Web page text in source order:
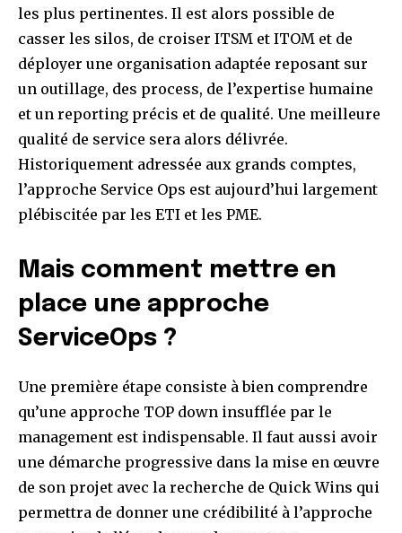
les plus pertinentes. Il est alors possible de
casser les silos, de croiser ITSM et ITOM et de
déployer une organisation adaptée reposant sur
un outillage, des process, de l’expertise humaine
et un reporting précis et de qualité. Une meilleure
qualité de service sera alors délivrée.
Historiquement adressée aux grands comptes,
l’approche Service Ops est aujourd’hui largement
plébiscitée par les ETI et les PME.
Mais comment mettre en
place une approche
ServiceOps ?
Une première étape consiste à bien comprendre
qu’une approche TOP down insufflée par le
management est indispensable. Il faut aussi avoir
une démarche progressive dans la mise en œuvre
de son projet avec la recherche de Quick Wins qui
permettra de donner une crédibilité à l’approche